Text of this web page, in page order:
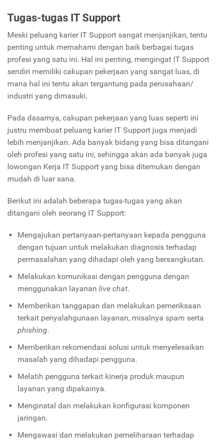
Tugas-tugas IT Support
Meski peluang karier IT Support sangat menjanjikan, tentu
penting untuk memahami dengan baik berbagai tugas
profesi yang satu ini. Hal ini penting, mengingat IT Support
sendiri memiliki cakupan pekerjaan yang sangat luas, di
mana hal ini tentu akan tergantung pada perusahaan/
industri yang dimasuki.
Pada dasarnya, cakupan pekerjaan yang luas seperti ini
justru membuat peluang karier IT Support juga menjadi
lebih menjanjikan. Ada banyak bidang yang bisa ditangani
oleh profesi yang satu ini, sehingga akan ada banyak juga
lowongan Kerja IT Support yang bisa ditemukan dengan
mudah di luar sana.
Berikut ini adalah beberapa tugas-tugas yang akan
ditangani oleh seorang IT Support:
Mengajukan pertanyaan-pertanyaan kepada pengguna
dengan tujuan untuk melakukan diagnosis terhadap
permasalahan yang dihadapi oleh yang bersangkutan.
Melakukan komunikasi dengan pengguna dengan
menggunakan layanan live chat.
Memberikan tanggapan dan melakukan pemeriksaan
terkait penyalahgunaan layanan, misalnya spam serta
phishing.
Memberikan rekomendasi solusi untuk menyelesaikan
masalah yang dihadapi pengguna.
Melatih pengguna terkait kinerja produk maupun
layanan yang dipakainya.
Menginstal dan melakukan konfigurasi komponen
jaringan.
Mengawasi dan melakukan pemeliharaan terhadap